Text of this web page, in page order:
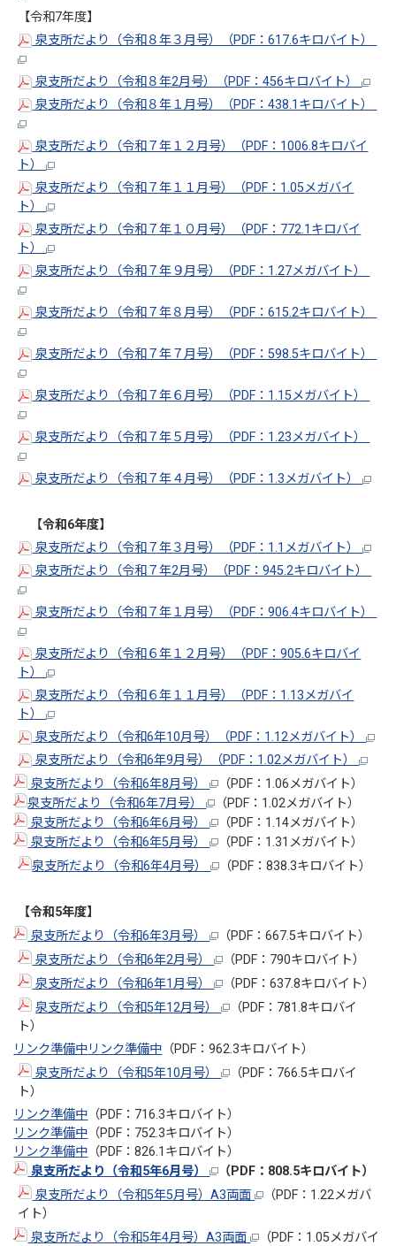
【令和7年度】
泉支所だより（令和８年３月号）（PDF：617.6キロバイト）
泉支所だより（令和８年2月号）（PDF：456キロバイト）
泉支所だより（令和８年１月号）（PDF：438.1キロバイト）
泉支所だより（令和７年１２月号）（PDF：1006.8キロバイ
ト）
泉支所だより（令和７年１１月号）（PDF：1.05メガバイ
ト）
泉支所だより（令和７年１０月号）（PDF：772.1キロバイ
ト）
泉支所だより（令和７年９月号）（PDF：1.27メガバイト）
泉支所だより（令和７年８月号）（PDF：615.2キロバイト）
泉支所だより（令和７年７月号）（PDF：598.5キロバイト）
泉支所だより（令和７年６月号）（PDF：1.15メガバイト）
泉支所だより（令和７年５月号）（PDF：1.23メガバイト）
泉支所だより（令和７年４月号）（PDF：1.3メガバイト）
【令和6年度】
泉支所だより（令和７年３月号）（PDF：1.1メガバイト）
泉支所だより（令和７年2月号）（PDF：945.2キロバイト）
泉支所だより（令和７年１月号）（PDF：906.4キロバイト）
泉支所だより（令和６年１２月号）（PDF：905.6キロバイ
ト）
泉支所だより（令和６年１１月号）（PDF：1.13メガバイ
ト）
泉支所だより（令和6年10月号）（PDF：1.12メガバイト）
泉支所だより（令和6年9月号）（PDF：1.02メガバイト）
泉支所だより（令和6年8月号）
（PDF：1.06メガバイト）
泉支所だより（令和6年7月号）
（PDF：1.02メガバイト）
泉支所だより（令和6年6月号）
（PDF：1.14メガバイト）
泉支所だより（令和6年5月号）
（PDF：1.31メガバイト）
泉支所だより（令和6年4月号） （PDF：838.3キロバイト）
【令和5年度】
泉支所だより（令和6年3月号）
（PDF：667.5キロバイト）
泉支所だより（令和6年2月号）
（PDF：790キロバイト）
泉支所だより（令和6年1月号）
（PDF：637.8キロバイト）
泉支所だより（令和5年12月号）
（PDF：781.8キロバイ
ト）
リンク準備中リンク準備中 （PDF：962.3キロバイト）
泉支所だより（令和5年10月号）
（PDF：766.5キロバイ
ト）
リンク準備中 （PDF：716.3キロバイト）
リンク準備中 （PDF：752.3キロバイト）
リンク準備中 （PDF：826.1キロバイト）
泉支所だより（令和5年6月号）
（PDF：808.5キロバイト）
泉支所だより（令和5年5月号）A3両面
（PDF：1.22メガバ
イト）
泉支所だより（令和5年4月号）A3両面
（PDF：1.05メガバイ